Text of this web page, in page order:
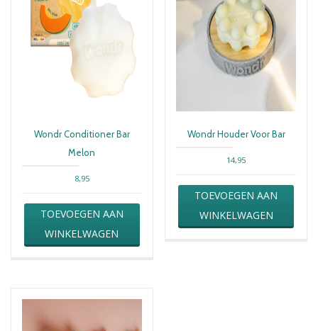
Wondr Conditioner Bar
Melon
8,95
TOEVOEGEN AAN
WINKELWAGEN
Wondr Houder Voor Bar
14,95
TOEVOEGEN AAN
WINKELWAGEN